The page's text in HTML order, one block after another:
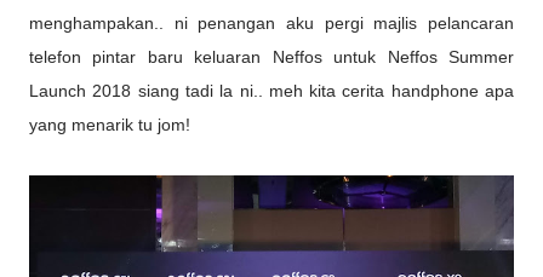
menghampakan.. ni penangan aku pergi majlis pelancaran
telefon pintar baru keluaran Neffos untuk Neffos Summer
Launch 2018 siang tadi la ni.. meh kita cerita handphone apa
yang menarik tu jom!